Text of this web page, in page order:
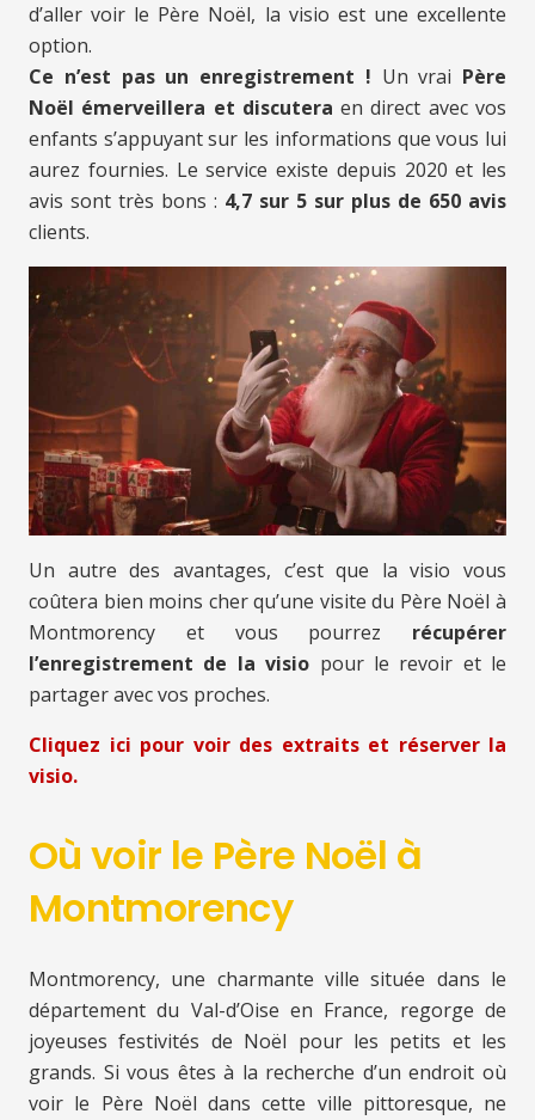
d’aller voir le Père Noël, la visio est une excellente
option.
Ce n’est pas un enregistrement ! Un vrai Père
Noël émerveillera et discutera en direct avec vos
enfants s’appuyant sur les informations que vous lui
aurez fournies. Le service existe depuis 2020 et les
avis sont très bons : 4,7 sur 5 sur plus de 650 avis
clients.
Un autre des avantages, c’est que la visio vous
coûtera bien moins cher qu’une visite du Père Noël à
Montmorency et vous pourrez récupérer
l’enregistrement de la visio pour le revoir et le
partager avec vos proches.
Cliquez ici pour voir des extraits et réserver la
visio.
Où voir le Père Noël à
Montmorency
Montmorency, une charmante ville située dans le
département du Val-d’Oise en France, regorge de
joyeuses festivités de Noël pour les petits et les
grands. Si vous êtes à la recherche d’un endroit où
voir le Père Noël dans cette ville pittoresque, ne